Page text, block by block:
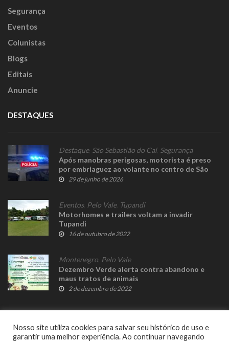
Segurança
Eventos
Colunistas
Blogs
Editais
Anuncie
DESTAQUES
Destaque, São Sebastião do Caí, Segurança
Após manobras perigosas, motorista é preso
por embriaguez ao volante no centro de São
Sebastião do Caí
29 de junho de 2026
Eventos, Pelo Vale, Tupandi
Motorhomes e trailers voltam a invadir
Tupandi
16 de outubro de 2022
Montenegro Pelo Vale
Dezembro Verde alerta contra abandono e
maus tratos de animais
2 de dezembro de 2022
Nosso site utiliza cookies para salvar seu histórico de uso e
garantir uma melhor experiência. Ao continuar navegando